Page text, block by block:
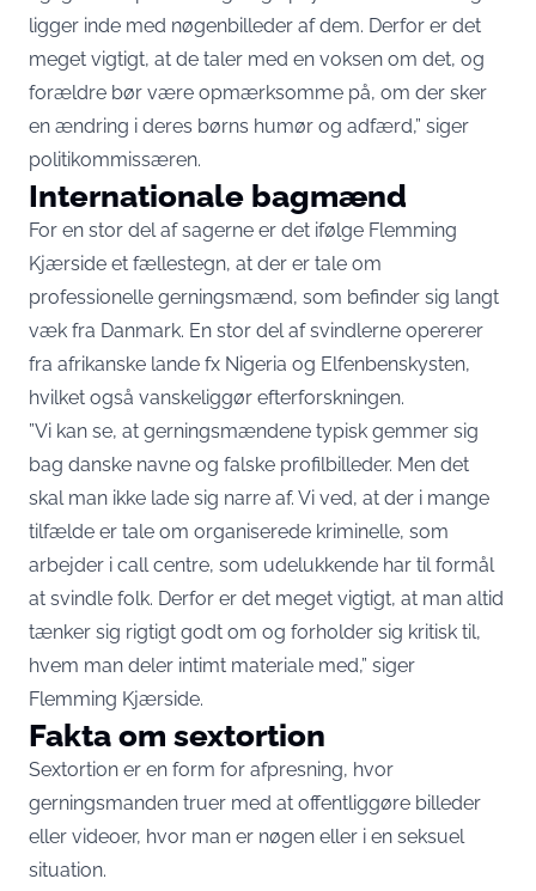
ligger inde med nøgenbilleder af dem. Derfor er det
meget vigtigt, at de taler med en voksen om det, og
forældre bør være opmærksomme på, om der sker
en ændring i deres børns humør og adfærd,” siger
politikommissæren.
Internationale bagmænd
For en stor del af sagerne er det ifølge Flemming
Kjærside et fællestegn, at der er tale om
professionelle gerningsmænd, som befinder sig langt
væk fra Danmark. En stor del af svindlerne opererer
fra afrikanske lande fx Nigeria og Elfenbenskysten,
hvilket også vanskeliggør efterforskningen.
”Vi kan se, at gerningsmændene typisk gemmer sig
bag danske navne og falske profilbilleder. Men det
skal man ikke lade sig narre af. Vi ved, at der i mange
tilfælde er tale om organiserede kriminelle, som
arbejder i call centre, som udelukkende har til formål
at svindle folk. Derfor er det meget vigtigt, at man altid
tænker sig rigtigt godt om og forholder sig kritisk til,
hvem man deler intimt materiale med,” siger
Flemming Kjærside.
Fakta om sextortion
Sextortion er en form for afpresning, hvor
gerningsmanden truer med at offentliggøre billeder
eller videoer, hvor man er nøgen eller i en seksuel
situation.